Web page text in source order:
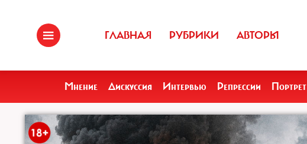
ГЛАВНАЯ РУБРИКИ АВТОРЫ
Мнение Дискуссия Интервью Репрессии Портрет